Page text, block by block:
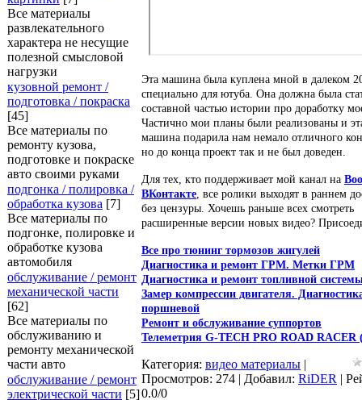
Все материалы
развлекательного
характера не несущие
полезной смысловой
нагрузки
кузовной ремонт /
подготовка / покраска
[45]
Все материалы по
ремонту кузова,
подготовке и покраске
авто своими руками
подгонка / полировка /
обработка кузова [7]
Все материалы по
подгонке, полировке и
обработке кузова
автомобиля
обслуживание / ремонт
механической части
[62]
Все материалы по
обслуживанию и
ремонту механической
части авто
обслуживание / ремонт
электрической части [5]
Эта машина была куплена мной в далеком
специально для ютуба. Она должна была
составной частью истории про доработку
Частично мои планы были реализованы и
машина подарила нам немало отличного
но до конца проект так и не был доведен.
Для тех, кто поддерживает мой канал на
ВКонтакте, все ролики выходят в раннем
без цензуры. Хочешь раньше всех смотреть
расширенные версии новых видео?
Все про тюнинг тормозов жигулей
Диагностика и ремонт ГРМ. Метки ГРМ
Диагностика и ремонт топливной
Замер компрессии двигателя.
поршневой
Ремонт и обслуживание суппортов
Телеметрия G-TECH PRO ROAD RACER
Категория: видео материалы |
Просмотров: 274 | Добавил: RiDER |
0.0/0